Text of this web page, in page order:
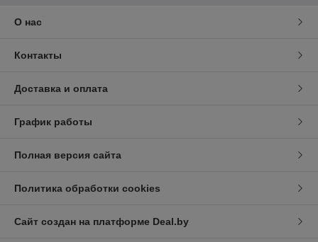
О нас
Контакты
Доставка и оплата
График работы
Полная версия сайта
Политика обработки cookies
Сайт создан на платформе Deal.by